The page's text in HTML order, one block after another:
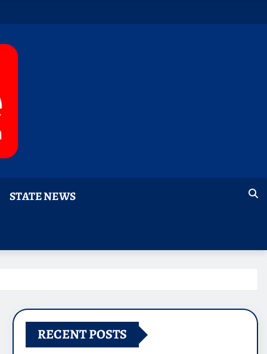
STATE NEWS
RECENT POSTS